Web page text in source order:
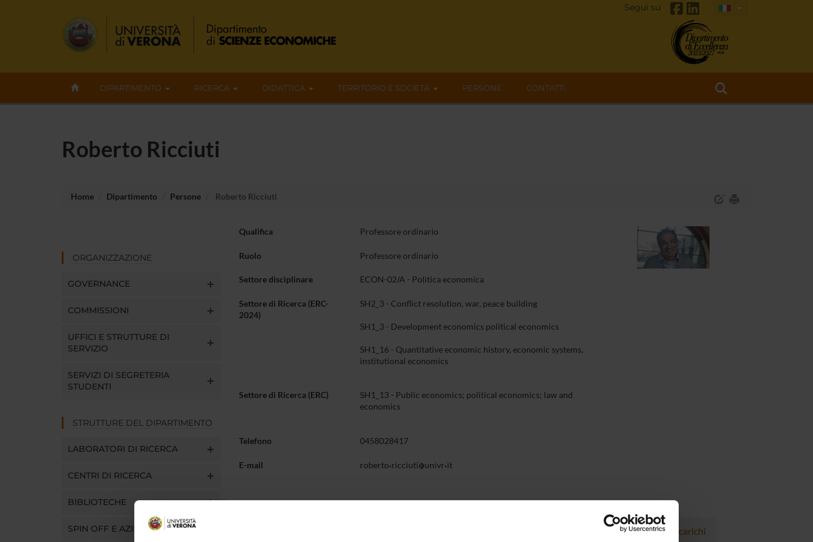
Segui su
DIPARTIMENTO RICERCA DIDATTICA TERRITORIO E SOCIETÀ PERSONE CONTATTI
Roberto Ricciuti
Home Dipartimento Persone Roberto Ricciuti
ORGANIZZAZIONE
GOVERNANCE
COMMISSIONI
UFFICI E STRUTTURE DI
SERVIZIO
SERVIZI DI SEGRETERIA
STUDENTI
STRUTTURE DEL DIPARTIMENTO
LABORATORI DI RICERCA
CENTRI DI RICERCA
BIBLIOTECHE
SPIN OFF E AZIENDE
Qualifica Professore ordinario
Ruolo Professore ordinario
Settore disciplinare ECON-02/A - Politica economica
Settore di Ricerca (ERC-
2024)
SH2_3 - Conflict resolution, war, peace building
SH1_3 - Development economics political economics
SH1_16 - Quantitative economic history, economic systems,
institutional economics
Settore di Ricerca (ERC)
SH1_13 - Public economics; political economics; law and
economics
Telefono 0458028417
E-mail roberto ricciuti univr it
Pubblicazioni Incarichi